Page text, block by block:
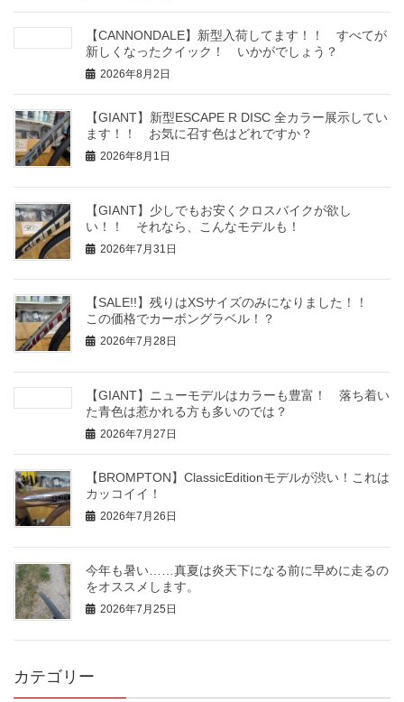
【CANNONDALE】新型入荷してます！！ すべてが
新しくなったクイック！ いかがでしょう？
2026年8月2日
【GIANT】新型ESCAPE R DISC 全カラー展示してい
ます！！ お気に召す色はどれですか？
2026年8月1日
【GIANT】少しでもお安くクロスバイクが欲し
い！！ それなら、こんなモデルも！
2026年7月31日
【SALE!!】残りはXSサイズのみになりました！！
この価格でカーボングラベル！？
2026年7月28日
【GIANT】ニューモデルはカラーも豊富！ 落ち着い
た青色は惹かれる方も多いのでは？
2026年7月27日
【BROMPTON】ClassicEditionモデルが渋い！これは
カッコイイ！
2026年7月26日
今年も暑い……真夏は炎天下になる前に早めに走るの
をオススメします。
2026年7月25日
カテゴリー